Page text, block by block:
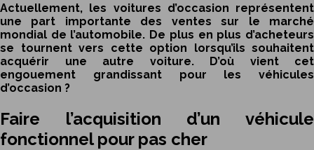
Actuellement, les voitures d’occasion représentent
une part importante des ventes sur le marché
mondial de l’automobile. De plus en plus d’acheteurs
se tournent vers cette option lorsqu’ils souhaitent
acquérir une autre voiture. D’où vient cet
engouement grandissant pour les véhicules
d’occasion ?
Faire l’acquisition d’un véhicule
fonctionnel pour pas cher